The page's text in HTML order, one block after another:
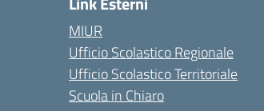
MIUR
Ufficio Scolastico Regionale
Ufficio Scolastico Territoriale
Scuola in Chiaro